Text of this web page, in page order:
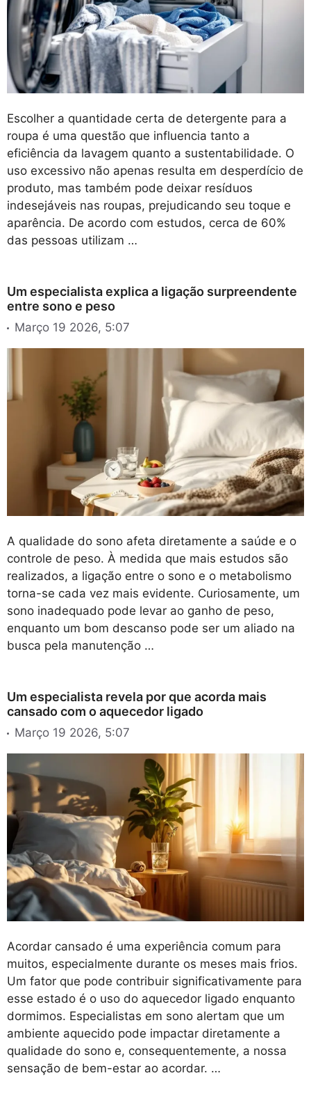
Escolher a quantidade certa de detergente para a
roupa é uma questão que influencia tanto a
eficiência da lavagem quanto a sustentabilidade. O
uso excessivo não apenas resulta em desperdício de
produto, mas também pode deixar resíduos
indesejáveis nas roupas, prejudicando seu toque e
aparência. De acordo com estudos, cerca de 60%
das pessoas utilizam …
Um especialista explica a ligação surpreendente
entre sono e peso
Março 19 2026, 5:07
A qualidade do sono afeta diretamente a saúde e o
controle de peso. À medida que mais estudos são
realizados, a ligação entre o sono e o metabolismo
torna-se cada vez mais evidente. Curiosamente, um
sono inadequado pode levar ao ganho de peso,
enquanto um bom descanso pode ser um aliado na
busca pela manutenção …
Um especialista revela por que acorda mais
cansado com o aquecedor ligado
Março 19 2026, 5:07
Acordar cansado é uma experiência comum para
muitos, especialmente durante os meses mais frios.
Um fator que pode contribuir significativamente para
esse estado é o uso do aquecedor ligado enquanto
dormimos. Especialistas em sono alertam que um
ambiente aquecido pode impactar diretamente a
qualidade do sono e, consequentemente, a nossa
sensação de bem-estar ao acordar. …